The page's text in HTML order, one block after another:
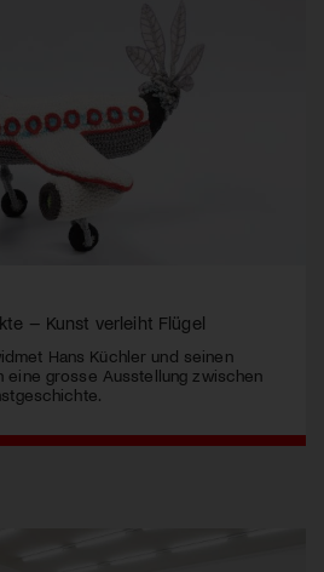
– Kunst verleiht Flügel
Hans Küchler und seinen
eine grosse Ausstellung zwischen